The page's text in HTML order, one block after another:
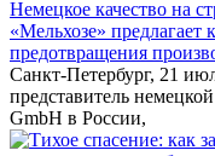
Немецкое качество на
«Мельхозе»
предотвращения
Санкт-Петербург, 21
представитель
GmbH в России,